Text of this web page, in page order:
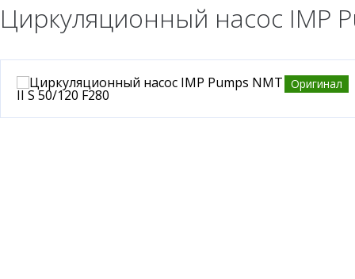
Циркуляционный насос IMP
Оригинал